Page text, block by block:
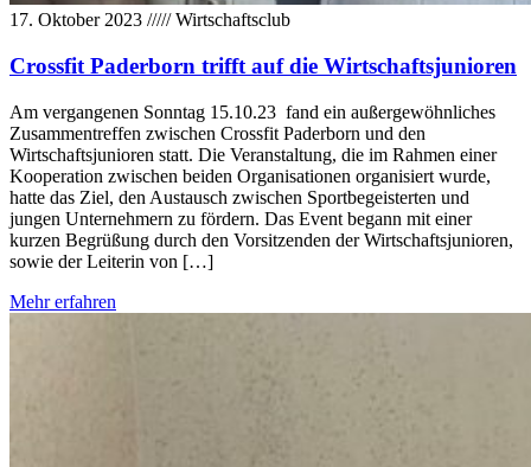
17. Oktober 2023 /////Wirtschaftsclub
Crossfit Paderborn trifft auf die Wirtschaftsjunioren
Am vergangenen Sonntag 15.10.23 fand ein außergewöhnliches
Zusammentreffen zwischen Crossfit Paderborn und den
Wirtschaftsjunioren statt. Die Veranstaltung, die im Rahmen einer
Kooperation zwischen beiden Organisationen organisiert wurde,
hatte das Ziel, den Austausch zwischen Sportbegeisterten und
jungen Unternehmern zu fördern. Das Event begann mit einer
kurzen Begrüßung durch den Vorsitzenden der Wirtschaftsjunioren,
sowie der Leiterin von […]
Mehr erfahren